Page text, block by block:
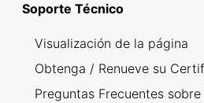
Soporte Técnico
Visualización de la página
Obtenga / Renueve su
Preguntas Frecuentes